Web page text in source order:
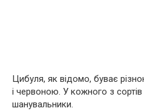
Цибуля, як відомо, буває
і червоною. У кожного з сортів
шанувальники.